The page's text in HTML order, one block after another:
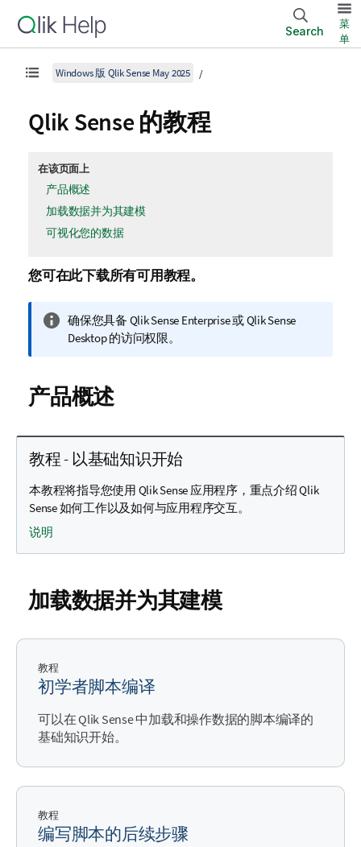
Search
菜
单
Windows 版 Qlik Sense May 2025
Qlik Sense 的教程
在该页面上
产品概述
加载数据并为其建模
可视化您的数据
您可在此下载所有可用教程。
信
息
确保您具备 Qlik Sense Enterprise或Qlik Sense
Desktop的访问权限。
产品概述
教程 - 以基础知识开始
本教程将指导您使用 Qlik Sense 应用程序，重点介绍 Qlik
Sense 如何工作以及如何与应用程序交互。
说明
加载数据并为其建模
教程
初学者脚本编译
可以在Qlik Sense中加载和操作数据的脚本编译的
基础知识开始。
教程
编写脚本的后续步骤